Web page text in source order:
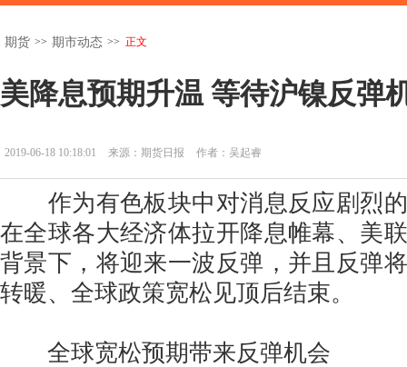
期货 >> 期市动态 >> 正文
美降息预期升温 等待沪镍反弹
2019-06-18 10:18:01 来源：期货日报 作者：吴起睿
作为有色板块中对消息反应剧烈的
在全球各大经济体拉开降息帷幕、美
背景下，将迎来一波反弹，并且反弹
转暖、全球政策宽松见顶后结束。
全球宽松预期带来反弹机会